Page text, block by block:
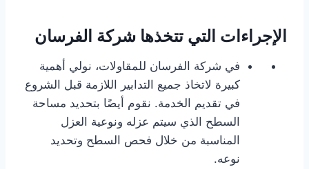
الإجراءات التي تتخذها شركة الفرسان
في شركة الفرسان للمقاولات، نولي أهمية
كبيرة لاتخاذ جميع التدابير اللازمة قبل الشروع
في تقديم الخدمة. نقوم أيضًا بتحديد مساحة
السطح الذي سيتم عزله ونوعية العزل
المناسبة من خلال فحص السطح وتحديد
نوعه.